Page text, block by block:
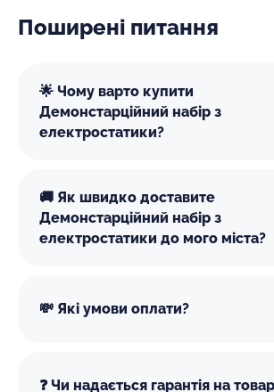
Поширені питання
🌟 Чому варто купити
Демонстарційний набір з
електростатики?
🚚 Як швидко доставите
Демонстарційний набір з
електростатики до мого міста?
💸 Які умови оплати?
❓ Чи надається гарантія на